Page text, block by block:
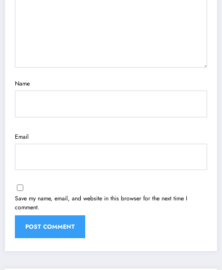
Name
Email
Save my name, email, and website in this browser for the next time I
comment.